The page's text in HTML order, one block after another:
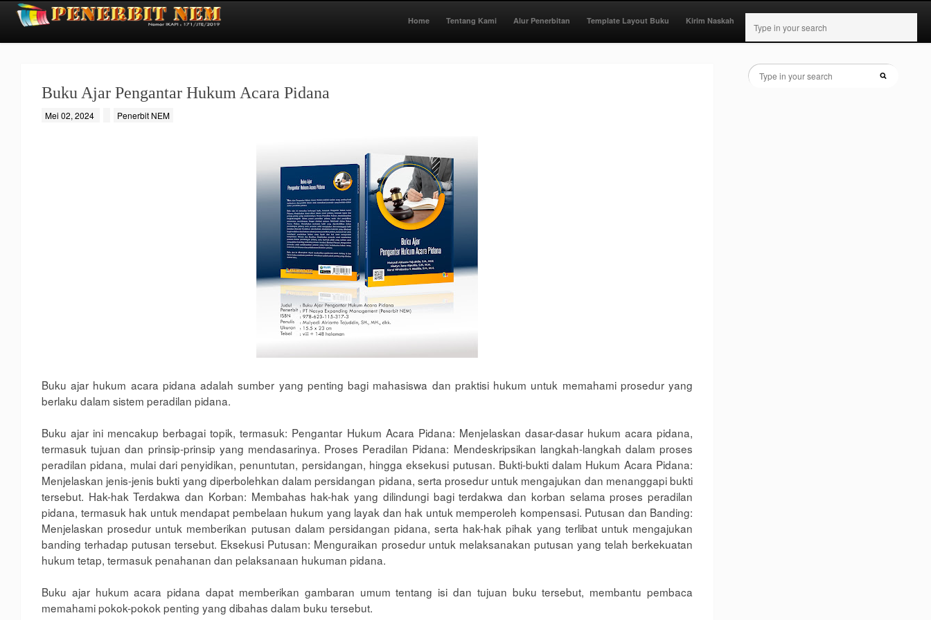
Home Tentang Kami Alur Penerbitan Template Layout Buku Kirim Naskah
Buku Ajar Pengantar Hukum Acara Pidana
Mei 02, 2024 Penerbit NEM
Buku ajar hukum acara pidana adalah sumber yang penting bagi mahasiswa dan praktisi hukum untuk memahami prosedur yang
berlaku dalam sistem peradilan pidana.
Buku ajar ini mencakup berbagai topik, termasuk: Pengantar Hukum Acara Pidana: Menjelaskan dasar-dasar hukum acara pidana,
termasuk tujuan dan prinsip-prinsip yang mendasarinya. Proses Peradilan Pidana: Mendeskripsikan langkah-langkah dalam proses
peradilan pidana, mulai dari penyidikan, penuntutan, persidangan, hingga eksekusi putusan. Bukti-bukti dalam Hukum Acara Pidana:
Menjelaskan jenis-jenis bukti yang diperbolehkan dalam persidangan pidana, serta prosedur untuk mengajukan dan menanggapi bukti
tersebut. Hak-hak Terdakwa dan Korban: Membahas hak-hak yang dilindungi bagi terdakwa dan korban selama proses peradilan
pidana, termasuk hak untuk mendapat pembelaan hukum yang layak dan hak untuk memperoleh kompensasi. Putusan dan Banding:
Menjelaskan prosedur untuk memberikan putusan dalam persidangan pidana, serta hak-hak pihak yang terlibat untuk mengajukan
banding terhadap putusan tersebut. Eksekusi Putusan: Menguraikan prosedur untuk melaksanakan putusan yang telah berkekuatan
hukum tetap, termasuk penahanan dan pelaksanaan hukuman pidana.
Buku ajar hukum acara pidana dapat memberikan gambaran umum tentang isi dan tujuan buku tersebut, membantu pembaca
memahami pokok-pokok penting yang dibahas dalam buku tersebut.